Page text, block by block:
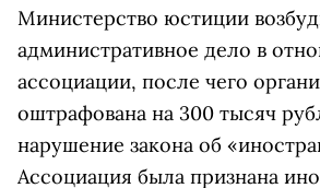
Министерство юстиции
административное дело в
ассоциации, после чего
оштрафована на 300 тысяч
нарушение закона об
Ассоциация была признана